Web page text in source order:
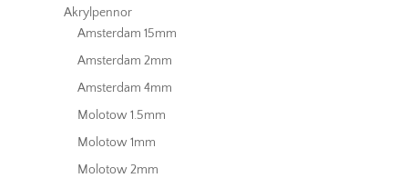
Akrylpennor
Amsterdam 15mm
Amsterdam 2mm
Amsterdam 4mm
Molotow 1.5mm
Molotow 1mm
Molotow 2mm